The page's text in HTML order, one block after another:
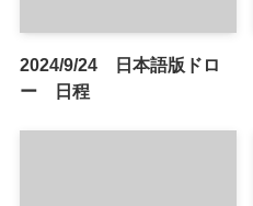
2024/9/24 日本語版ドロ
ー 日程